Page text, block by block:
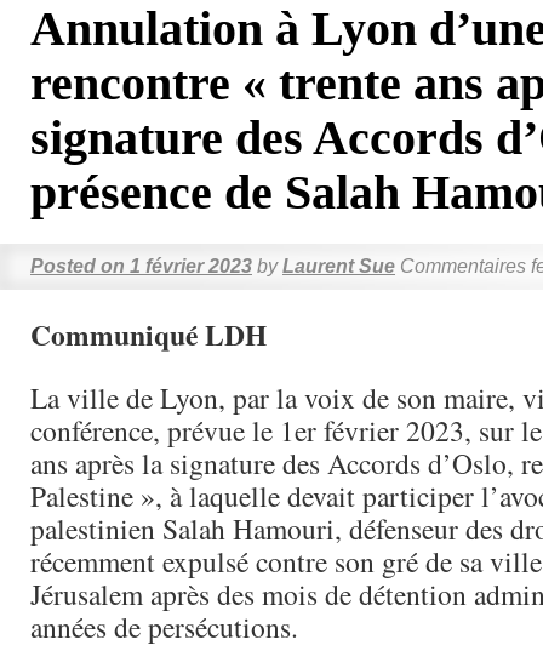
Annulation à Lyon
rencontre « trente ans
signature des Accords
présence de Salah
Posted on 1 février 2023 by Laurent Sue Commentaires
Communiqué LDH
La ville de Lyon, par la voix de son maire,
conférence, prévue le 1er février 2023, sur
ans après la signature des Accords d’Oslo,
Palestine », à laquelle devait participer
palestinien Salah Hamouri, défenseur des
récemment expulsé contre son gré de sa
Jérusalem après des mois de détention
années de persécutions.